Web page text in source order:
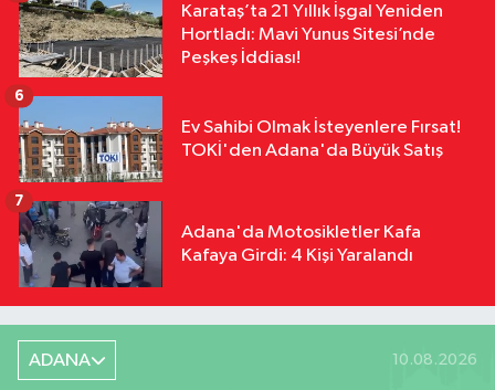
Karataş’ta 21 Yıllık İşgal Yeniden
Hortladı: Mavi Yunus Sitesi’nde
Peşkeş İddiası!
Ev Sahibi Olmak İsteyenlere Fırsat!
TOKİ'den Adana'da Büyük Satış
6
Adana'da Motosikletler Kafa
Kafaya Girdi: 4 Kişi Yaralandı
7
ADANA 10.08.2026